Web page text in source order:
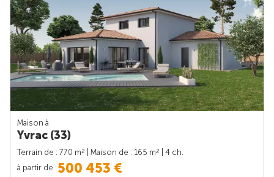
Maison à
Yvrac (33)
Terrain de : 770 m2 | Maison de : 165 m2
| 4 ch.
à partir de 500 453 €